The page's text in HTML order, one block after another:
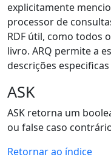
explicitamente
processor de
RDF útil, como todos
livro. ARQ permite a
descrições
ASK
ASK retorna um
ou false caso
Retornar ao índice